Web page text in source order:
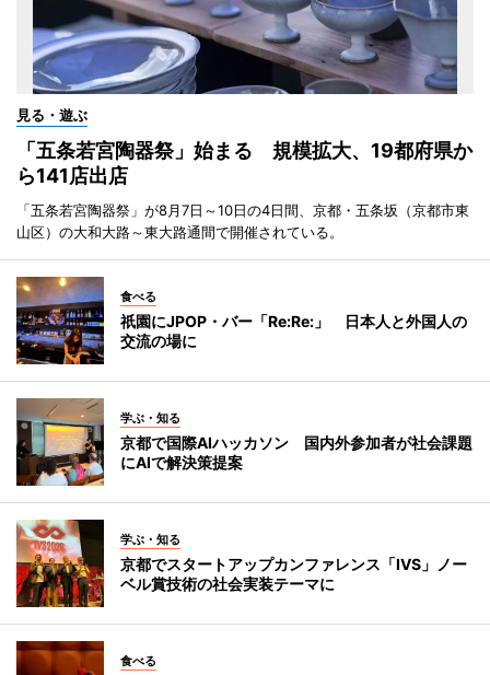
見る・遊ぶ
「五条若宮陶器祭」始まる 規模拡大、19都府県か
ら141店出店
「五条若宮陶器祭」が8月7日～10日の4日間、京都・五条坂（京都市東
山区）の大和大路～東大路通間で開催されている。
食べる
祇園にJPOP・バー「Re:Re:」 日本人と外国人の
交流の場に
学ぶ・知る
京都で国際AIハッカソン 国内外参加者が社会課題
にAIで解決策提案
学ぶ・知る
京都でスタートアップカンファレンス「IVS」ノー
ベル賞技術の社会実装テーマに
食べる